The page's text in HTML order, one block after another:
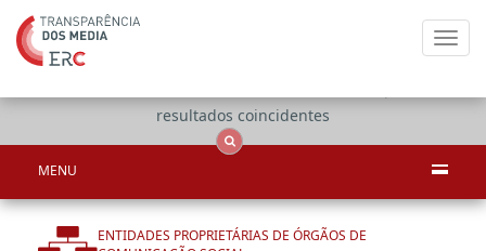
resultados coincidentes
MENU
ENTIDADES PROPRIETÁRIAS DE ÓRGÃOS DE